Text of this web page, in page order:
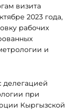
визита
2023 года,
рабочих
и
делегацией
при
Кыргызской